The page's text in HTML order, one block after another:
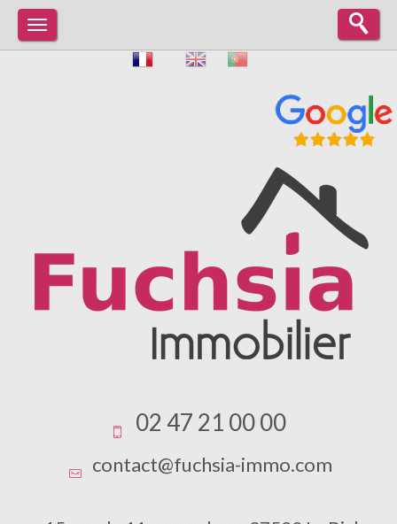
02 47 21 00 00
contact@fuchsia-immo.com